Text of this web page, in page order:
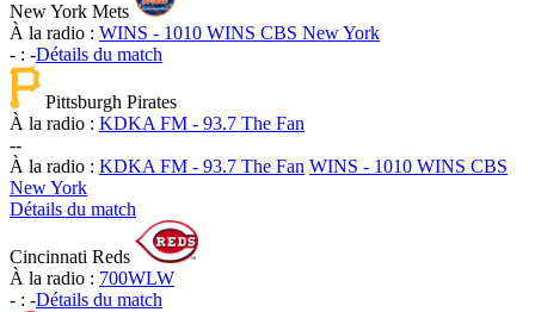
New York Mets
À la radio : WINS - 1010 WINS CBS New York
- : -Détails du match
Pittsburgh Pirates
À la radio : KDKA FM - 93.7 The Fan
--
À la radio : KDKA FM - 93.7 The Fan WINS - 1010 WINS CBS
New York
Détails du match
Cincinnati Reds
À la radio : 700WLW
- : -Détails du match